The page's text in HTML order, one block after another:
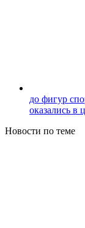
до фигур
оказались в
Новости по теме